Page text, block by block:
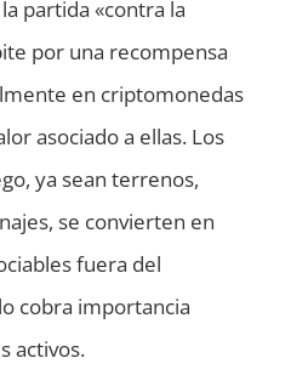
partida «contra la
por una recompensa
en criptomonedas
asociado a ellas. Los
ya sean terrenos,
se convierten en
fuera del
cobra importancia
activos.